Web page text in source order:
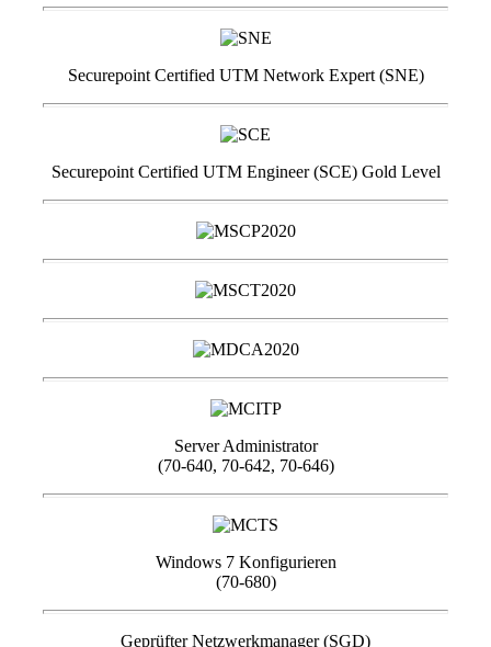
Securepoint Certified UTM Network Expert (SNE)
Securepoint Certified UTM Engineer (SCE) Gold Level
Server Administrator
(70-640, 70-642, 70-646)
Windows 7 Konfigurieren
(70-680)
Geprüfter Netzwerkmanager (SGD)